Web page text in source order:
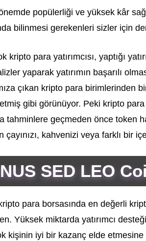
popülerliği ve yüksek kâr
bilinmesi gerekenleri sizler için
kripto para yatırımcısı, yaptığı
yaparak yatırımın başarılı
çıkan kripto para birimlerinden
gibi görünüyor. Peki kripto
tahminlere geçmeden önce token
çayınızı, kahvenizi veya farklı bir
SED LEO
para borsasında en değerli
Yüksek miktarda yatırımcı
kişinin iyi bir kazanç elde